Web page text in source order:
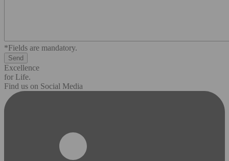
*Fields are mandatory.
Excellence
for Life.
Find us on Social Media